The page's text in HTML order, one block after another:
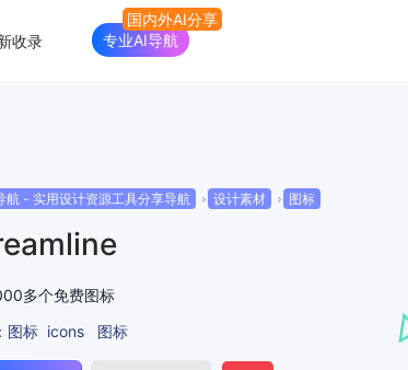
收录 专业AI导航
航 - 实用设计资源工具分享导航 设计素材 图标
多个免费图标
图标 icons 图标